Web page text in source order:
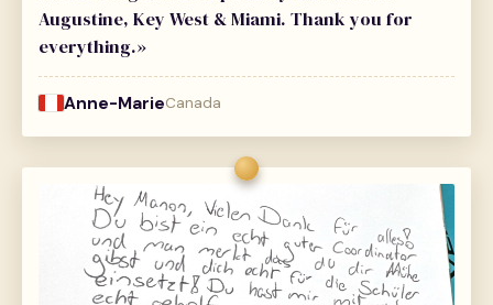
Augustine, Key West & Miami. Thank you for
everything.»
Anne-MarieCanada